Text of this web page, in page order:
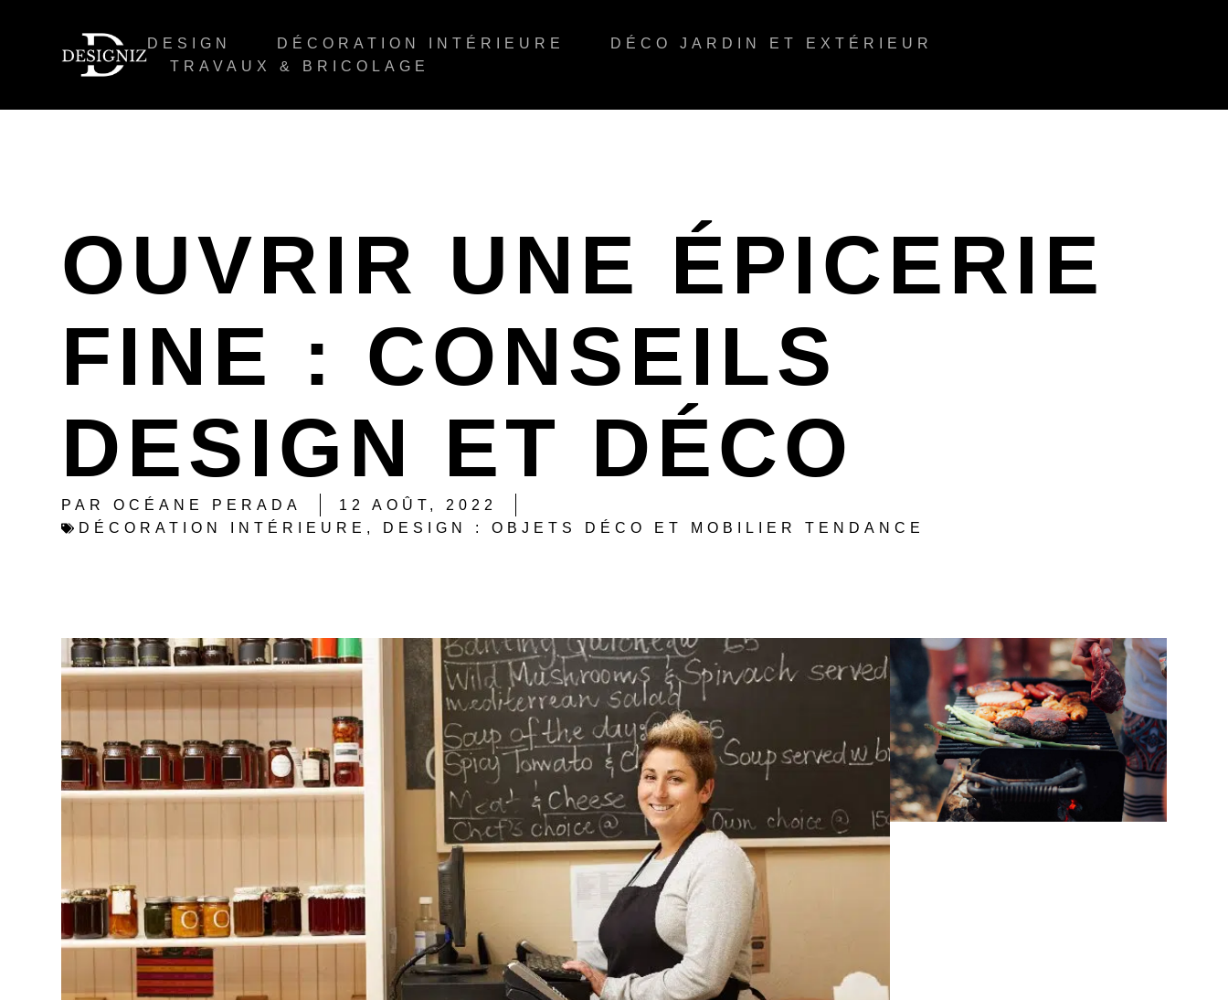
DESIGN DÉCORATION INTÉRIEURE
DÉCO JARDIN ET EXTÉRIEUR
TRAVAUX & BRICOLAGE
OUVRIR UNE ÉPICERIE
FINE : CONSEILS
DESIGN ET DÉCO
PAR OCÉANE PERADA
12 AOÛT, 2022
DÉCORATION INTÉRIEURE , DESIGN : OBJETS DÉCO ET MOBILIER TENDANCE